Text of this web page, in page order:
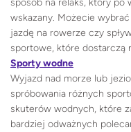
wskazany. Możecie
jazdę na rowerze czy
sportowe, które dostarczą
Sporty wodne
Wyjazd nad morze lub
spróbowania różnych
skuterów wodnych, które
bardziej odważnych